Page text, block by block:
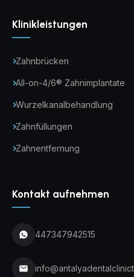
Klinikleistungen
Zahnbrücken
All-on-4/6® Zahnimplantate
Wurzelkanalbehandlung
Zahnfüllungen
Zahnentfernung
Kontakt aufnehmen
447347942515